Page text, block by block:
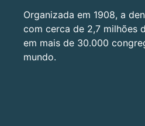
Organizada em 1908, a
com cerca de 2,7 milhões
em mais de 30.000
mundo.